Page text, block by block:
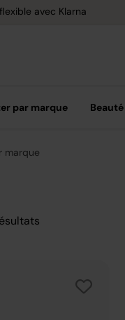
avec Klarna
par marque Beauté
marque